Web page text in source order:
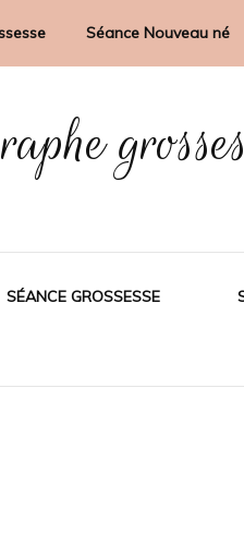
Séance Nouveau né
SÉANCE GROSSESSE